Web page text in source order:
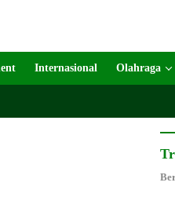
Internasional Olahraga